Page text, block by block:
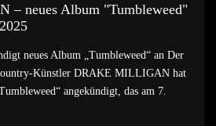
– neues Album "Tumbleweed"
neues Album „Tumbleweed“ an Der
Künstler DRAKE MILLIGAN hat
angekündigt, das am 7.